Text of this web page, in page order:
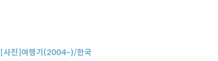
[사진]여행기(2004~)/한국